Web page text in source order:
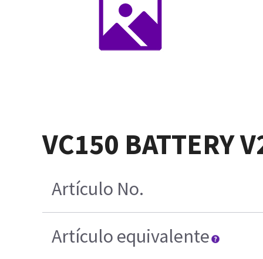
VC150 BATTERY
Artículo No.
Artículo equivalente